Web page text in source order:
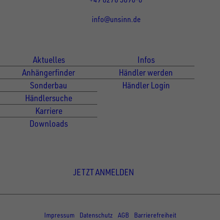
info@unsinn.de
Aktuelles
Anhängerfinder
Sonderbau
Händlersuche
Karriere
Downloads
Infos
Händler werden
Händler Login
JETZT ANMELDEN
Impressum
Datenschutz AGB Barrierefreiheit